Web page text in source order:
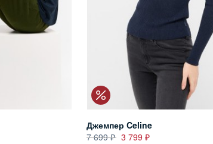
Джемпер Celine
7 699
3 799